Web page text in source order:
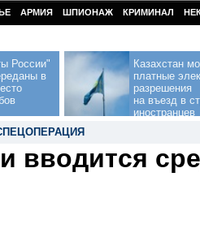
АРМИЯ ШПИОНАЖ КРИМИНАЛ
России"
в
Казахстан
платные
разрешения
на въезд в
иностранцев
вводится